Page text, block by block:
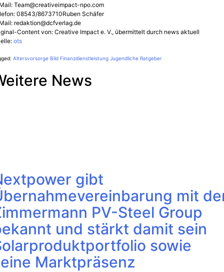
Team@creativeimpact-npo.com
08543/8673710Ruben Schäfer
redaktion@dcfverlag.de
Content von: Creative Impact e. V., übermittelt durch news aktuell
ots
Altersvorsorge Bild Finanzdienstleistung Jugendliche Ratgeber
News
gibt
mit
PV-Steel Group
und stärkt damit sein
sowie
Marktpräsenz